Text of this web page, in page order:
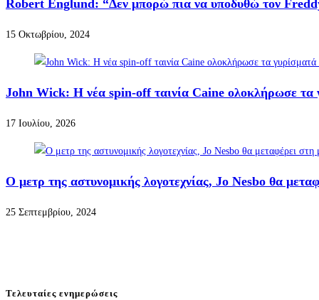
Robert Englund: “Δεν μπορώ πια να υποδυθώ τον
15 Οκτωβρίου, 2024
John Wick: Η νέα spin-off ταινία Caine ολοκλήρωσε τα
17 Ιουλίου, 2026
Ο μετρ της αστυνομικής λογοτεχνίας, Jo Nesbo θα
25 Σεπτεμβρίου, 2024
Τελευταίες ενημερώσεις